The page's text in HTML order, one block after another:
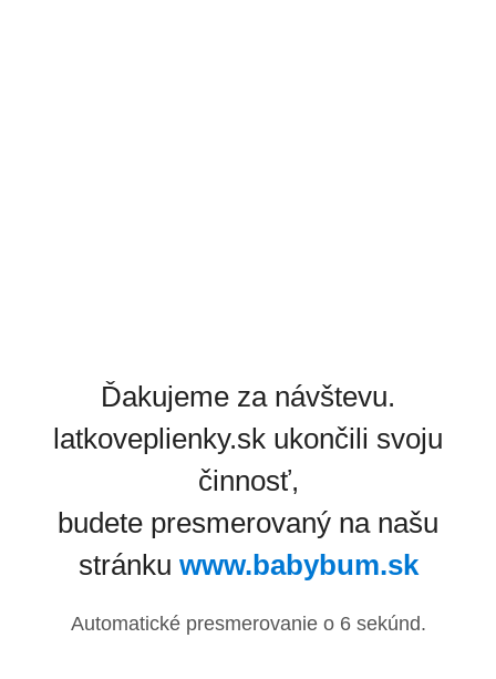
Ďakujeme za návštevu.
latkoveplienky.sk ukončili svoju
činnosť,
budete presmerovaný na našu
stránku www.babybum.sk
Automatické presmerovanie o 6sekúnd.